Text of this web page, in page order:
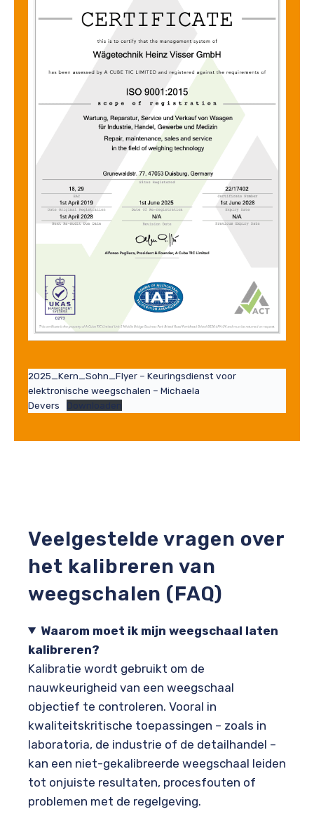
2025_Kern_Sohn_Flyer – Keuringsdienst voor
elektronische weegschalen – Michaela
Devers
Veelgestelde vragen over
het kalibreren van
weegschalen (FAQ)
Waarom moet ik mijn weegschaal laten
kalibreren?
Kalibratie wordt gebruikt om de
nauwkeurigheid van een weegschaal
objectief te controleren. Vooral in
kwaliteitskritische toepassingen – zoals in
laboratoria, de industrie of de detailhandel –
kan een niet-gekalibreerde weegschaal leiden
tot onjuiste resultaten, procesfouten of
problemen met de regelgeving.